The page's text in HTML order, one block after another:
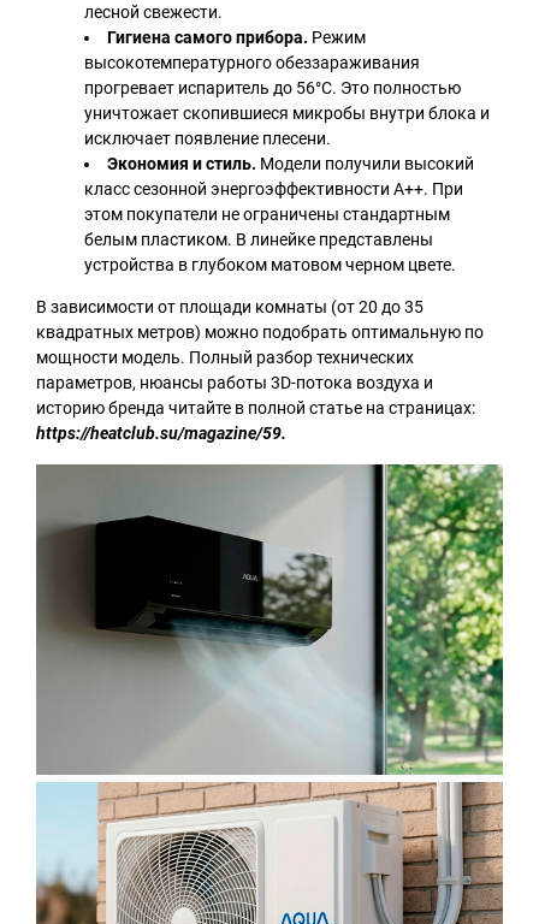
лесной свежести.
Гигиена самого прибора. Режим
высокотемпературного обеззараживания
прогревает испаритель до 56°C. Это полностью
уничтожает скопившиеся микробы внутри блока и
исключает появление плесени.
Экономия и стиль. Модели получили высокий
класс сезонной энергоэффективности А++. При
этом покупатели не ограничены стандартным
белым пластиком. В линейке представлены
устройства в глубоком матовом черном цвете.
В зависимости от площади комнаты (от 20 до 35
квадратных метров) можно подобрать оптимальную по
мощности модель. Полный разбор технических
параметров, нюансы работы 3D-потока воздуха и
историю бренда читайте в полной статье на страницах:
https://heatclub.su/magazine/59.